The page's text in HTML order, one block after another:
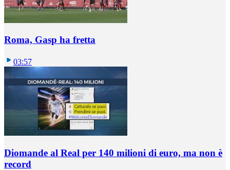
Roma, Gasp ha fretta
03:57
Diomande al Real per 140 milioni di euro, ma non è
record